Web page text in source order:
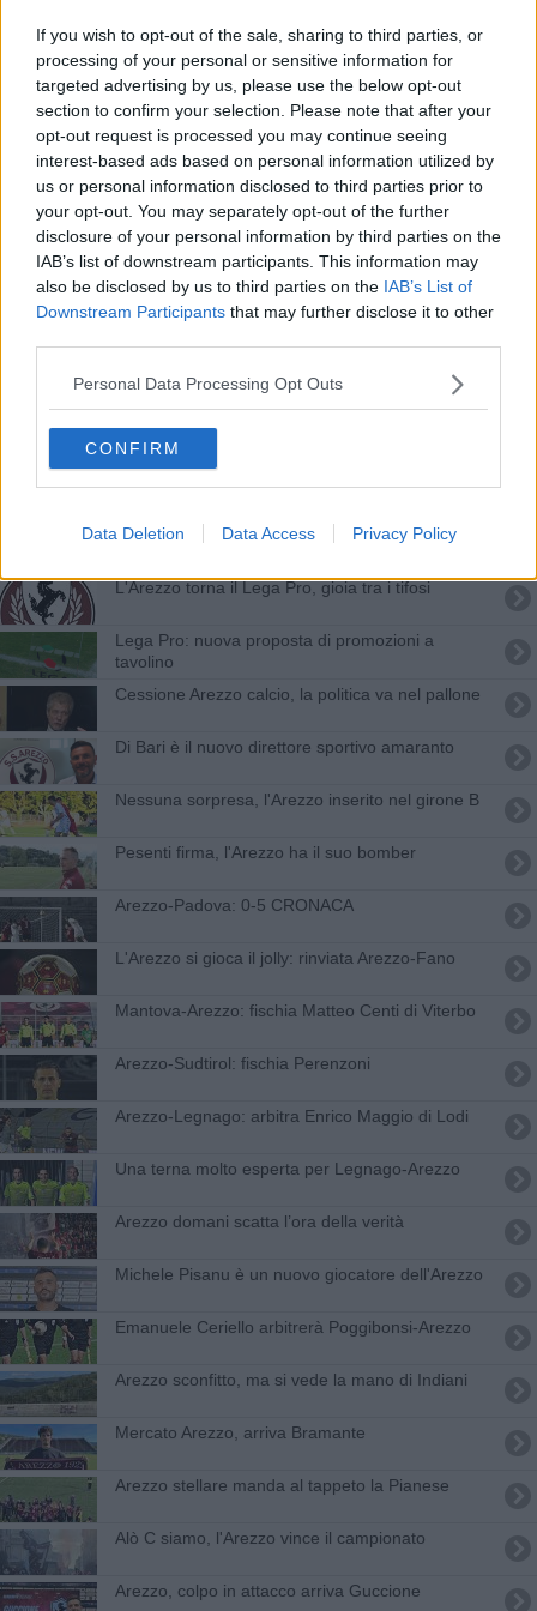
If you wish to opt-out of the sale, sharing to third parties, or
processing of your personal or sensitive information for
targeted advertising by us, please use the below opt-out
section to confirm your selection. Please note that after your
opt-out request is processed you may continue seeing
interest-based ads based on personal information utilized by
us or personal information disclosed to third parties prior to
your opt-out. You may separately opt-out of the further
disclosure of your personal information by third parties on the
IAB’s list of downstream participants. This information may
also be disclosed by us to third parties on the IAB’s List of
Downstream Participants that may further disclose it to other
Personal Data Processing Opt Outs
CONFIRM
Data Deletion Data Access Privacy Policy
Si alza il sipario sul Centenario amaranto
Lazzarini e Trombini rinnovano con l'Arezzo
Arezzo, Fabio Foglia resta in amaranto
Arezzo, staccato il primo abbonamento
Il Capitano si lega a vita all'Arezzo
Arezzo, vittoria in amichevole contro il Figline
L'Arezzo ci prova ma la Carrarese fa bottino
Pattarello illude, Arezzo beffato al 90'
Arezzo-Pavia, tutto da rifare?
L'Arezzo torna il Lega Pro, gioia tra i tifosi
Lega Pro: nuova proposta di promozioni a
tavolino
Cessione Arezzo calcio, la politica va nel pallone
Di Bari è il nuovo direttore sportivo amaranto
Nessuna sorpresa, l'Arezzo inserito nel girone B
Pesenti firma, l'Arezzo ha il suo bomber
Arezzo-Padova: 0-5 CRONACA
L'Arezzo si gioca il jolly: rinviata Arezzo-Fano
​Mantova-Arezzo: fischia Matteo Centi di Viterbo
​Arezzo-Sudtirol: fischia Perenzoni
​Arezzo-Legnago: arbitra Enrico Maggio di Lodi
​Una terna molto esperta per Legnago-Arezzo
Arezzo domani scatta l’ora della verità
Michele Pisanu è un nuovo giocatore dell'Arezzo
Emanuele Ceriello arbitrerà Poggibonsi-Arezzo
Arezzo sconfitto, ma si vede la mano di Indiani
Mercato Arezzo, arriva Bramante
Arezzo stellare manda al tappeto la Pianese
Alò C siamo, l'Arezzo vince il campionato
Arezzo, colpo in attacco arriva Guccione